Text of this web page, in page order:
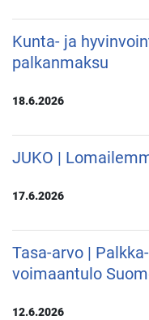
Kunta- ja
palkanmaksu
18.6.2026
JUKO |
17.6.2026
Tasa-arvo |
voimaantulo
12.6.2026